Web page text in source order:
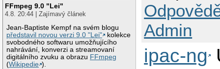
FFmpeg 9.0 "Lei"
4.8. 20:44 | Zajímavý článek
Jean-Baptiste Kempf na svém blogu
představil novou verzi 9.0 "Lei"
kolekce
svobodného softwaru umožňujícího
nahrávání, konverzi a streamovaní
digitálního zvuku a obrazu FFmpeg
(Wikipedie ).
Admin
ipac-ng